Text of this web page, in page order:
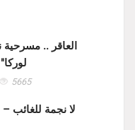
العاقر .. مسرحية
5665
لا نجمة للغائب